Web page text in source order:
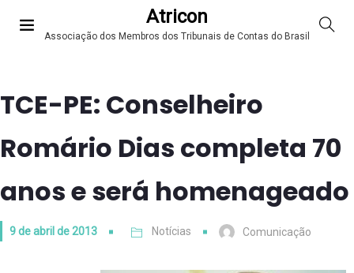
Atricon
Associação dos Membros dos Tribunais de Contas do Brasil
TCE-PE: Conselheiro
Romário Dias completa 70
anos e será homenageado
9 de abril de 2013 Notícias Comunicação